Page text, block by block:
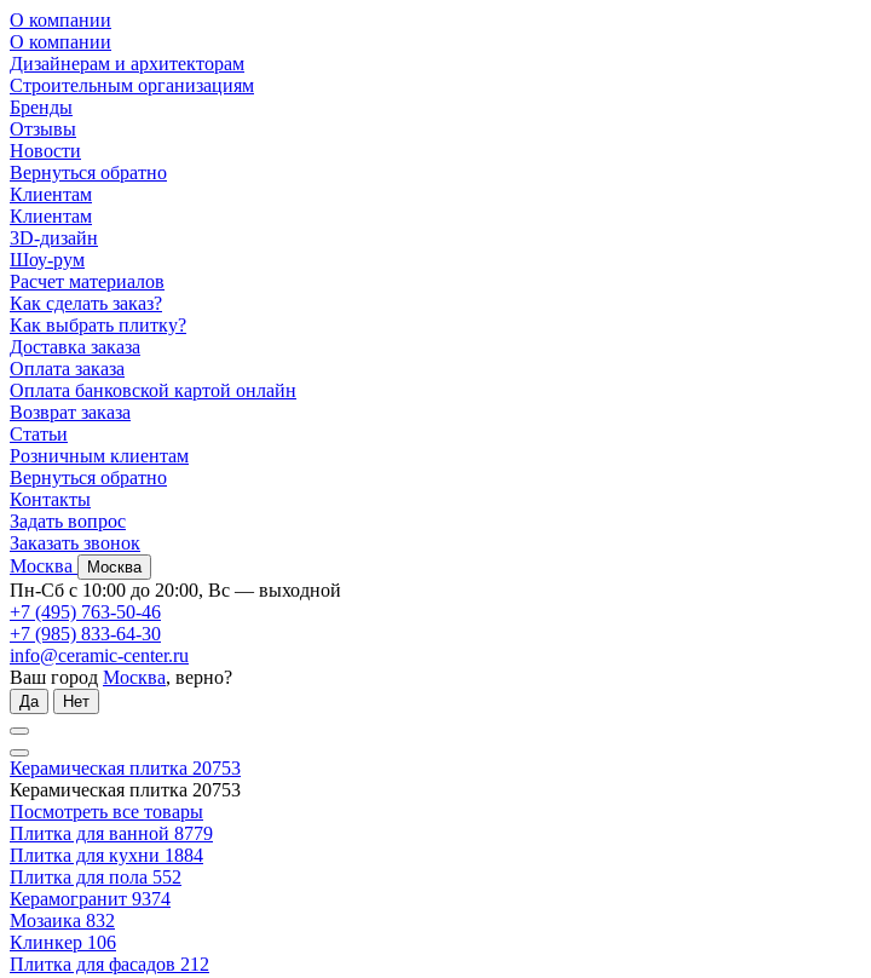
О компании
О компании
Дизайнерам и архитекторам
Строительным организациям
Бренды
Отзывы
Новости
Вернуться обратно
Клиентам
Клиентам
3D-дизайн
Шоу-рум
Расчет материалов
Как сделать заказ?
Как выбрать плитку?
Доставка заказа
Оплата заказа
Оплата банковской картой онлайн
Возврат заказа
Статьи
Розничным клиентам
Вернуться обратно
Контакты
Задать вопрос
Заказать звонок
Москва
Москва
Пн-Сб с 10:00 до 20:00, Вс — выходной
+7 (495) 763-50-46
+7 (985) 833-64-30
info@ceramic-center.ru
Ваш город Москва, верно?
Да Нет
Керамическая плитка 20753
Керамическая плитка 20753
Посмотреть все товары
Плитка для ванной 8779
Плитка для кухни 1884
Плитка для пола 552
Керамогранит 9374
Мозаика 832
Клинкер 106
Плитка для фасадов 212